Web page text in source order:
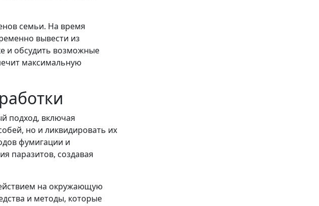
семьи. На время
вывести из
и обсудить возможные
максимальную
подход, включая
но и ликвидировать их
фумигации и
паразитов, создавая
на окружающую
и методы, которые